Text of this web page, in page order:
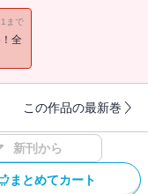
いく――。無気力男子
ュアラブストーリー！
実久が贈る最新作！
まで
全
この作品の最新巻
新刊から
まとめてカート